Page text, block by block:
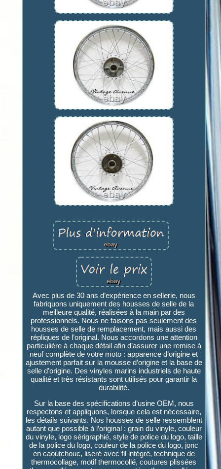
Avec plus de 30 ans d’expérience en sellerie, nous
fabriquons uniquement des housses de selle de la
meilleure qualité, réalisées à la main par des
professionnels. Nous ne faisons pas seulement des
housses de selle de remplacement, mais aussi des
répliques de l’original. Nous accordons une attention
particulière à chaque détail afin d’assurer une remise à
neuf complète de votre moto : apparence d’origine et
ajustement parfait sur la mousse d’origine et la base de
selle d’origine. Des vinyles marins industriels de haute
qualité et très résistants sont utilisés pour garantir la
durabilité.
Sur la base des spécifications d’usine OEM, nous
respectons et appliquons, lorsque cela est nécessaire,
les détails suivants. Nos housses de selle ressemblent
autant que possible à l’original : grain du vinyle, couleur
du vinyle, logo sérigraphié, style de police du logo, taille
de la police du logo, couleur de la police du logo, jonc
en caoutchouc, liseré avec fil intégré, technique de
thermocollage, motif thermocollé, coutures plissées